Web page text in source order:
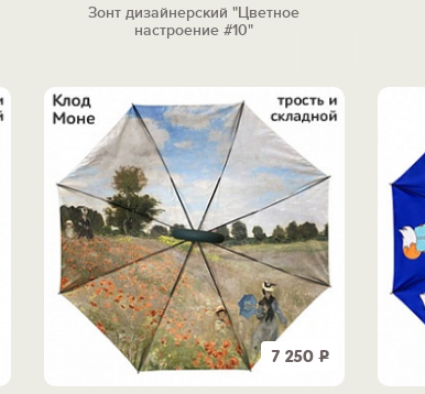
Зонт дизайнерский "Цветное
настроение #10"
7 250Р